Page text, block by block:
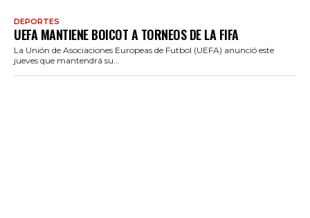
DEPORTES
UEFA MANTIENE BOICOT A TORNEOS DE LA FIFA
La Unión de Asociaciones Europeas de Futbol (UEFA) anunció este
jueves que mantendrá su...